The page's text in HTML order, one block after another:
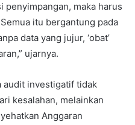
penyimpangan, maka harus
itu bergantung pada
data yang jujur, ‘obat’
ujarnya.
audit investigatif tidak
kesalahan, melainkan
Anggaran